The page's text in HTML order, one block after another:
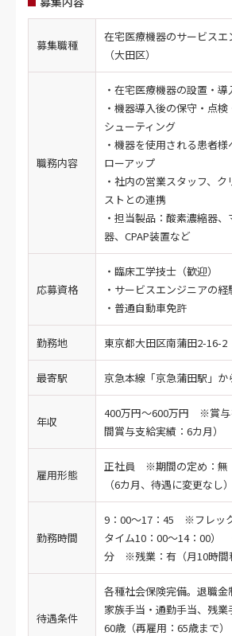
募集職種
在宅医療機器のサービス
（大田区）
職務内容
・在宅医療機器の設置・
・機器導入後の保守・点
シューティング
・機器を使用される患者
ローアップ
・社内の営業スタッフ、ク
ストとの連携
・担当製品：酸素濃縮器
器、CPAP装置など
応募資格
・臨床工学技士（歓迎）
・サービスエンジニアの
・普通自動車免許
勤務地 東京都大田区南蒲田2-16-2
最寄駅 京急本線「京急蒲田駅」か
年収
400万円～600万円 ※賞与
間賞与支給実績：6カ月）
雇用形態
正社員 ※期間の定め：
（6カ月、待遇に変更なし）
勤務時間
9：00～17：45 ※フレッ
タイム10：00～14：00
分 ※残業：有（月10時間
待遇条件
各種社会保険完備。退職金
家族手当・通勤手当、残業
60歳（再雇用：65歳まで